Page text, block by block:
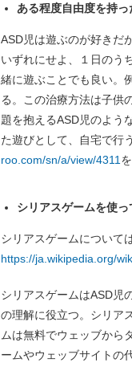
ある程度自由度を持っ
ASD児は遊ぶのが好きだ
いずれにせよ、１日のう
緒に遊ぶことでも良い。
る。この治療方法は子供
題を抱えるASD児のよう
た遊びとして、自宅で行
roo.com/sn/a/view/4311
シリアスゲームを使っ
シリアスゲームについて
https://ja.wikipedia.org/
シリアスゲームはASD児
の理解に役立つ。シリア
ムは無料でウェッブから
ームやウェッブサイトの